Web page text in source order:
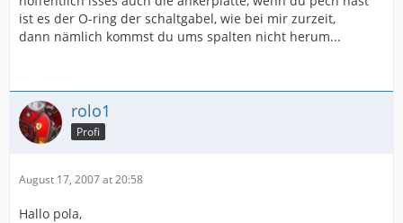
ist es der O-ring der schaltgabel, wie bei mir zurzeit,
dann nämlich kommst du ums spalten nicht herum...
rolo1
Profi
August 17, 2007 at 20:58
Hallo pola,